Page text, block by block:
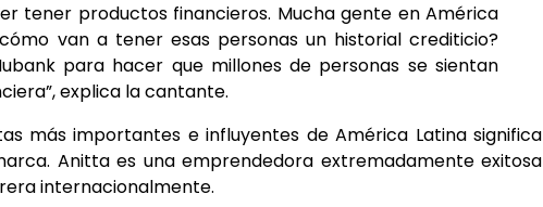
tener productos financieros. Mucha gente en América
van a tener esas personas un historial crediticio?
para hacer que millones de personas se sientan
explica la cantante.
más importantes e influyentes de América Latina significa
Anitta es una emprendedora extremadamente exitosa
internacionalmente.